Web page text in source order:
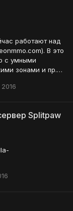
работают над
В это
с умными
зонами и пр.
и исследование
Splitpaw